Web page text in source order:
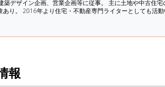
デザイン企画、営業企画等に従事。 主に土地や中古住
り。 2016年より住宅・不動産専門ライターとしても活
報